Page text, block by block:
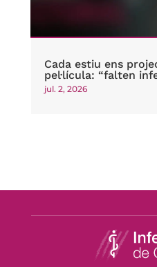
Cada estiu ens
pel·lícula: “falten
jul. 2, 2026